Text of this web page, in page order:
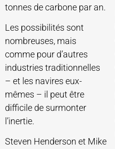
tonnes de carbone par an.
Les possibilités sont
nombreuses, mais
comme pour d’autres
industries traditionnelles
– et les navires eux-
mêmes – il peut être
difficile de surmonter
l’inertie.
Steven Henderson et Mike